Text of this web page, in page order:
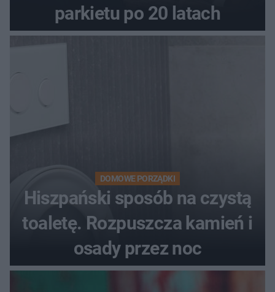
parkietu po 20 latach
DOMOWE PORZĄDKI
Hiszpański sposób na czystą
toaletę. Rozpuszcza kamień i
osady przez noc